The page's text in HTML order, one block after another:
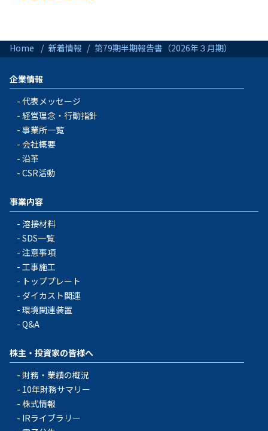
Home 新着情報 第79期半期報告書（2026年３月期）
企業情報
代表メッセージ
経営理念・行動指針
事業所一覧
会社概要
沿革
CSR活動
事業内容
溶接材料
SDS一覧
注意事項
工事施工
トッププレート
ダイカスト関連
環境関連装置
Q&A
株主・投資家の皆様へ
財務・業績の概況
10年財務サマリー
株式情報
IRライブラリー